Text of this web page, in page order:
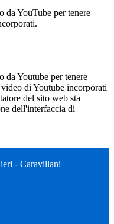
da YouTube per tenere
da Youtube per tenere
di Youtube incorporati
del sito web sta
dell'interfaccia di
- Caravillani